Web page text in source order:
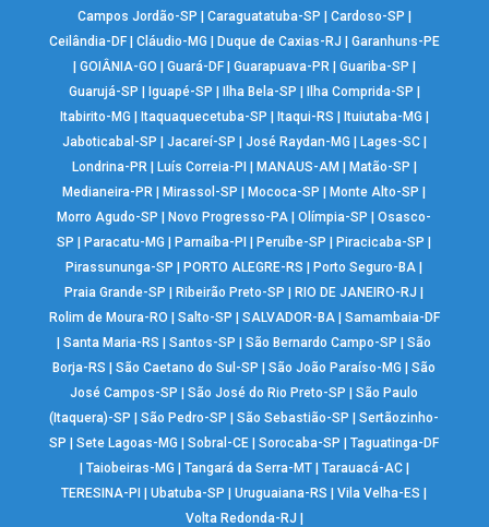
Campos Jordão-SP | Caraguatatuba-SP | Cardoso-SP |
Ceilândia-DF| Cláudio-MG | Duque de Caxias-RJ | Garanhuns-PE
| GOIÂNIA-GO | Guará-DF| Guarapuava-PR | Guariba-SP |
Guarujá-SP | Iguapé-SP | Ilha Bela-SP | Ilha Comprida-SP |
Itabirito-MG | Itaquaquecetuba-SP | Itaqui-RS | Ituiutaba-MG |
Jaboticabal-SP | Jacareí-SP | José Raydan-MG | Lages-SC|
Londrina-PR | Luís Correia-PI | MANAUS-AM | Matão-SP |
Medianeira-PR |Mirassol-SP |Mococa-SP |Monte Alto-SP |
Morro Agudo-SP |Novo Progresso-PA |Olímpia-SP |Osasco-
SP |Paracatu-MG |Parnaíba-PI |Peruíbe-SP |Piracicaba-SP |
Pirassununga-SP |PORTO ALEGRE-RS |Porto Seguro-BA |
Praia Grande-SP |Ribeirão Preto-SP |RIO DE JANEIRO-RJ |
Rolim de Moura-RO | Salto-SP | SALVADOR-BA| Samambaia-DF
|Santa Maria-RS |Santos-SP |São Bernardo Campo-SP |São
Borja-RS |São Caetano do Sul-SP |São João Paraíso-MG |São
José Campos-SP |São José do Rio Preto-SP |São Paulo
(Itaquera)-SP |São Pedro-SP |São Sebastião-SP |Sertãozinho-
SP |Sete Lagoas-MG |Sobral-CE |Sorocaba-SP |Taguatinga-DF
| Taiobeiras-MG | Tangará da Serra-MT| Tarauacá-AC|
TERESINA-PI |Ubatuba-SP |Uruguaiana-RS |Vila Velha-ES |
Volta Redonda-RJ |